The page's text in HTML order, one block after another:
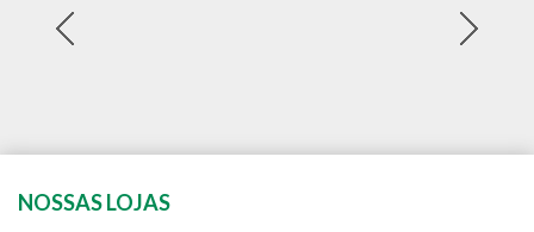
NOSSAS LOJAS